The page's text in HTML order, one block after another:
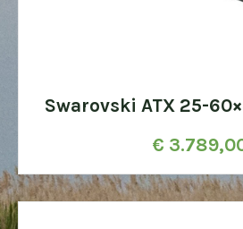
Swarovski ATX 25-
€